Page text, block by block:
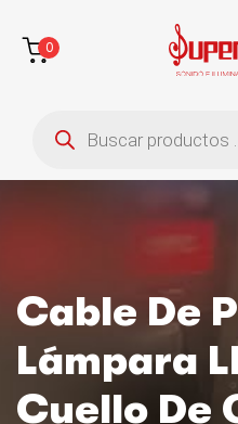
enlaces
contenido
0
productos
Cable De
Lámpara
Cuello De